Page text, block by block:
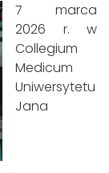
7 marca
2026 r. w
Collegium
Medicum
Uniwersytetu
Jana